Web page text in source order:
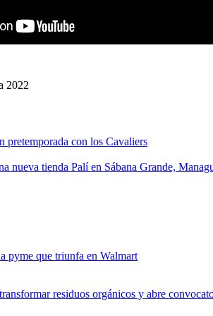
2022
de Natación 2022
2023
pretemporada con los Cavaliers
nueva tienda Palí en Sábana Grande,
pyme que triunfa en Walmart
residuos orgánicos y abre